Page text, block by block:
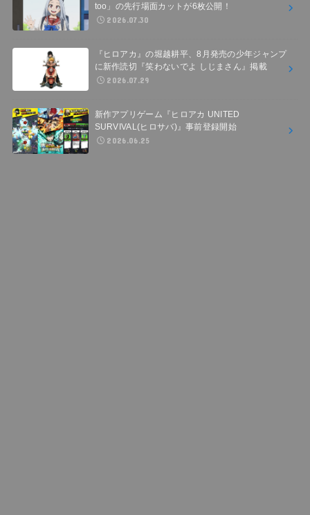
too」の先行場面カットが6枚公開！
2026.07.30
『ヒロアカ』の堀越耕平、8月発売の少年ジャンプ
に新作読切『笑わないでよ しじまさん』掲載
2026.07.29
新作アプリゲーム『ヒロアカ UNITED
SURVIVAL(ヒロサバ)』事前登録開始
2026.06.25